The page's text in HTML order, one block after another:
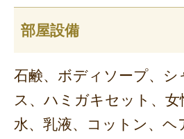
部屋設備
石鹸、ボディソープ、シ
ス、ハミガキセット、女
水、乳液、コットン、ヘ